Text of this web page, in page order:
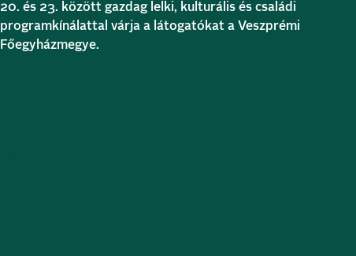
20. és 23. között gazdag lelki, kulturális és családi
programkínálattal várja a látogatókat a Veszprémi
Főegyházmegye.